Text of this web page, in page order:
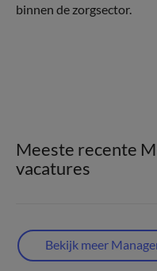
binnen de zorgsector.
Meeste recente
vacatures
Bekijk meer